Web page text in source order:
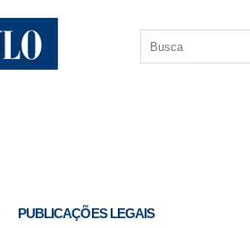
PUBLICAÇÕES LEGAIS